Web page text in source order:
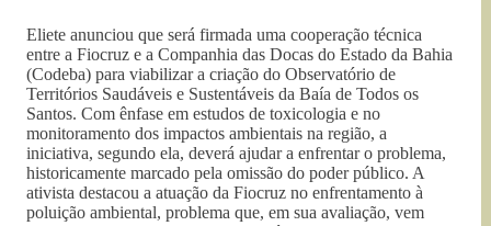
Eliete anunciou que será firmada uma cooperação técnica
entre a Fiocruz e a Companhia das Docas do Estado da Bahia
(Codeba) para viabilizar a criação do Observatório de
Territórios Saudáveis e Sustentáveis da Baía de Todos os
Santos. Com ênfase em estudos de toxicologia e no
monitoramento dos impactos ambientais na região, a
iniciativa, segundo ela, deverá ajudar a enfrentar o problema,
historicamente marcado pela omissão do poder público. A
ativista destacou a atuação da Fiocruz no enfrentamento à
poluição ambiental, problema que, em sua avaliação, vem